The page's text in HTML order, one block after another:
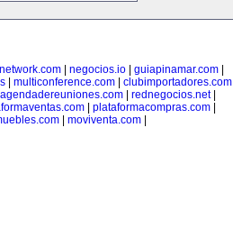
| negocios.io| guiapinamar.com|
| multiconference.com| clubimportadores.com|
agendadereuniones.com| rednegocios.net|
| plataformacompras.com|
moviventa.com